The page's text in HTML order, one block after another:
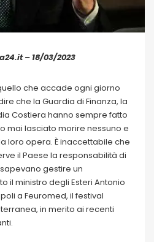
– 18/03/2023
che accade ogni giorno
che la Guardia di Finanza, la
Costiera hanno sempre fatto
mai lasciato morire nessuno e
loro opera. È inaccettabile che
il Paese la responsabilità di
gestire un
il ministro degli Esteri Antonio
a Feuromed, il festival
in merito ai recenti